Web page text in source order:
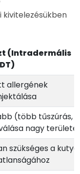
(Intradermális
allergének
(több tűszúrás,
nagy
szükséges a kutya